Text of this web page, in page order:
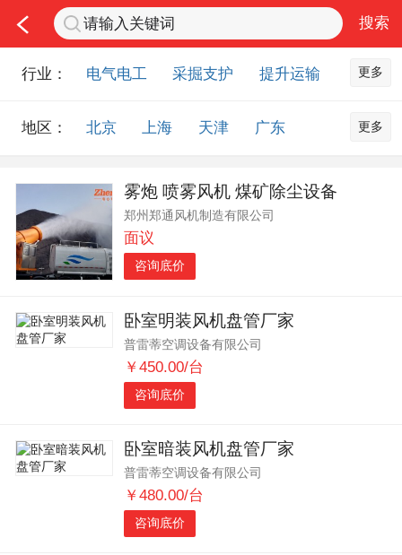
行业： 电气电工 采掘支护
提升运输
排水设备
钻探设备
非金属品
化工化学
安防设备
矿用物资
应急救援
农业机械
交通机械
更多
地区： 北京 上海 天津
广东
山东
内蒙古 黑龙江
吉林
辽宁
江苏 浙江
湖北
湖南
安徽
江西
陕西
云南
西藏 甘肃
青海
海南 新疆
台湾
澳门 国外地区
更多
雾炮 喷雾风机 煤矿除尘设备
郑州郑通风机制造有限公司
面议
咨询底价
卧室明装风机盘管厂家
普雷蒂空调设备有限公司
￥450.00/台
咨询底价
卧室暗装风机盘管厂家
普雷蒂空调设备有限公司
￥480.00/台
咨询底价